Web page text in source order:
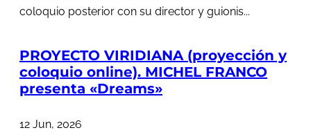
coloquio posterior con su director y guionis...
PROYECTO VIRIDIANA (proyección y
coloquio online). MICHEL FRANCO
presenta «Dreams»
12 Jun, 2026